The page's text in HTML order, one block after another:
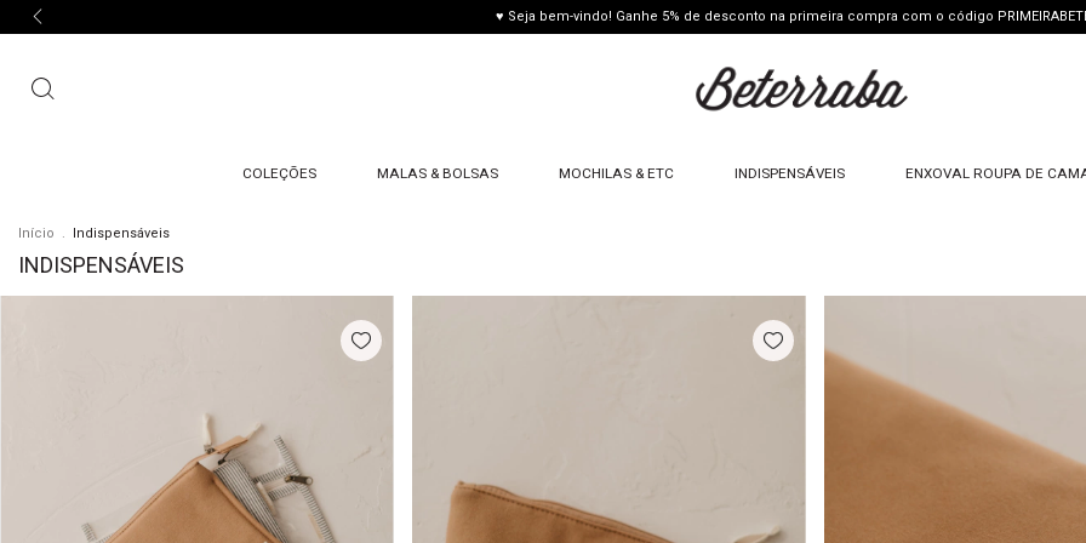
♥ Seja bem-vindo! Ganhe 5% de desconto na primeira compra com o código
COLEÇÕES MALAS & BOLSAS MOCHILAS & ETC INDISPENSÁVEIS ENXOVAL ROUPA DE
Início . Indispensáveis
INDISPENSÁVEIS